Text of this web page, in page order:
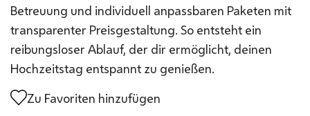
Betreuung und individuell anpassbaren Paketen mit
transparenter Preisgestaltung. So entsteht ein
reibungsloser Ablauf, der dir ermöglicht, deinen
Hochzeitstag entspannt zu genießen.
Zu Favoriten hinzufügen